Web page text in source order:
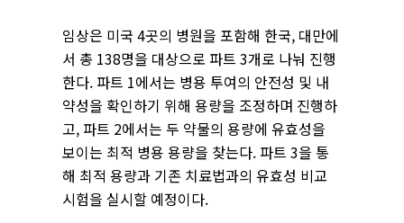
임상은 미국 4곳의 병원을 포함해 한국, 대만에
서 총 138명을 대상으로 파트 3개로 나눠 진행
한다. 파트 1에서는 병용 투여의 안전성 및 내
약성을 확인하기 위해 용량을 조정하며 진행하
고, 파트 2에서는 두 약물의 용량에 유효성을
보이는 최적 병용 용량을 찾는다. 파트 3을 통
해 최적 용량과 기존 치료법과의 유효성 비교
시험을 실시할 예정이다.